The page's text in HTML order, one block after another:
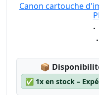
Canon cartouche
📦
✅ 1x en stock –